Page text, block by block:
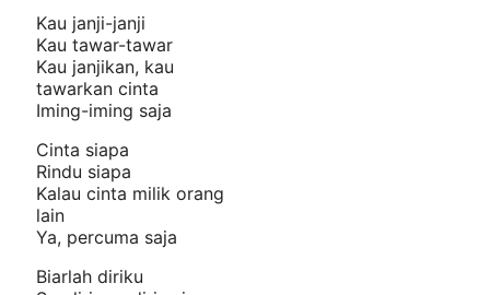
Kau janji-janji
Kau tawar-tawar
Kau janjikan, kau
tawarkan cinta
Iming-iming saja
Cinta siapa
Rindu siapa
Kalau cinta milik orang
lain
Ya, percuma saja
Biarlah diriku